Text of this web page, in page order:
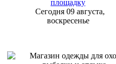
Сегодня 09 августа,
воскресенье